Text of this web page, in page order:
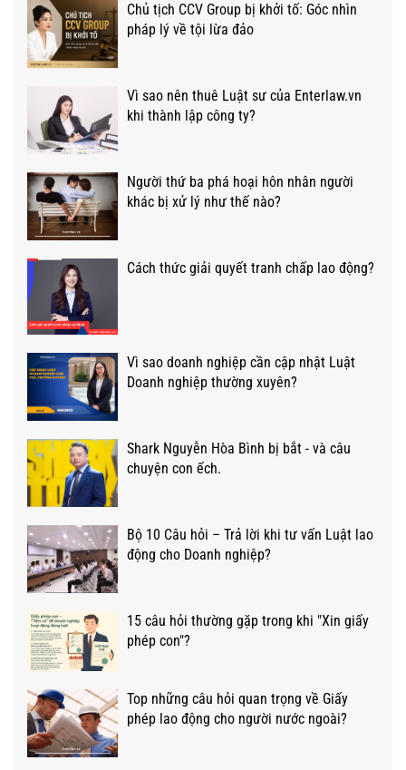
Chủ tịch CCV Group bị khởi tố: Góc nhìn
pháp lý về tội lừa đảo
Vì sao nên thuê Luật sư của Enterlaw.vn
khi thành lập công ty?
Người thứ ba phá hoại hôn nhân người
khác bị xử lý như thế nào?
Cách thức giải quyết tranh chấp lao động?
Vì sao doanh nghiệp cần cập nhật Luật
Doanh nghiệp thường xuyên?
Shark Nguyễn Hòa Bình bị bắt - và câu
chuyện con ếch.
Bộ 10 Câu hỏi – Trả lời khi tư vấn Luật lao
động cho Doanh nghiệp?
15 câu hỏi thường gặp trong khi "Xin giấy
phép con"?
Top những câu hỏi quan trọng về Giấy
phép lao động cho người nước ngoài?